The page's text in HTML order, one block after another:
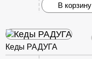
В корзину
Кеды РАДУГА